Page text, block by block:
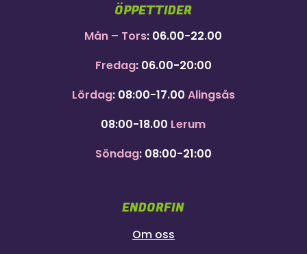
ÖPPETTIDER
Mån – Tors: 06.00-22.00
Fredag: 06.00-20:00
Lördag: 08:00-17.00 Alingsås
08:00-18.00 Lerum
Söndag: 08:00-21:00
ENDORFIN
Om oss